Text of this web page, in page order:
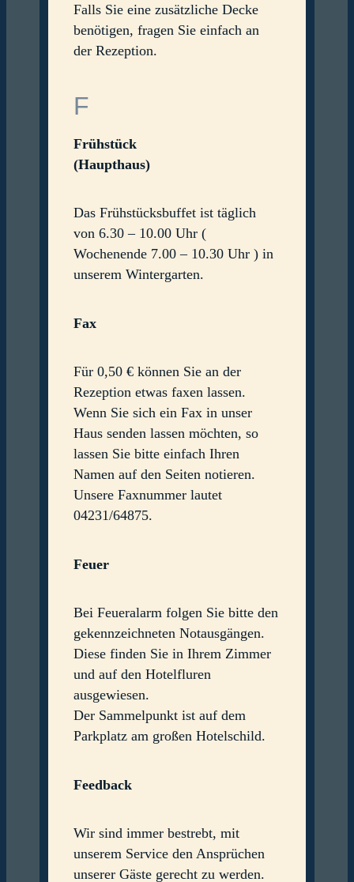
Falls Sie eine zusätzliche Decke
benötigen, fragen Sie einfach an
der Rezeption.
F
Frühstück
(Haupthaus)
Das Frühstücksbuffet ist täglich
von 6.30 – 10.00 Uhr (
Wochenende 7.00 – 10.30 Uhr ) in
unserem Wintergarten.
Fax
Für 0,50 € können Sie an der
Rezeption etwas faxen lassen.
Wenn Sie sich ein Fax in unser
Haus senden lassen möchten, so
lassen Sie bitte einfach Ihren
Namen auf den Seiten notieren.
Unsere Faxnummer lautet
04231/64875.
Feuer
Bei Feueralarm folgen Sie bitte den
gekennzeichneten Notausgängen.
Diese finden Sie in Ihrem Zimmer
und auf den Hotelfluren
ausgewiesen.
Der Sammelpunkt ist auf dem
Parkplatz am großen Hotelschild.
Feedback
Wir sind immer bestrebt, mit
unserem Service den Ansprüchen
unserer Gäste gerecht zu werden.